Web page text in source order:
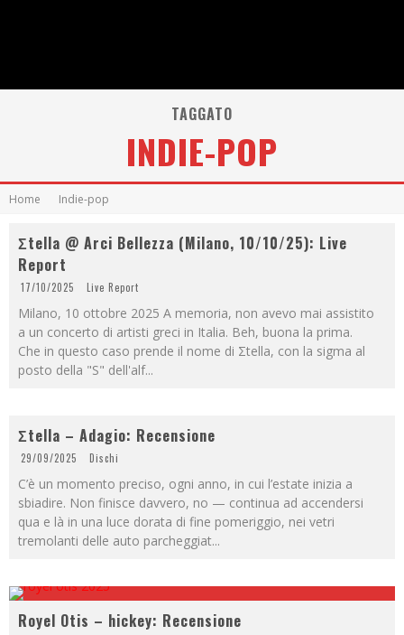
TAGGATO
INDIE-POP
Home Indie-pop
Σtella @ Arci Bellezza (Milano, 10/10/25): Live
Report
17/10/2025 Live Report
Milano, 10 ottobre 2025 A memoria, non avevo mai assistito
a un concerto di artisti greci in Italia. Beh, buona la prima.
Che in questo caso prende il nome di Σtella, con la sigma al
posto della "S" dell'alf...
Σtella – Adagio: Recensione
29/09/2025 Dischi
C’è un momento preciso, ogni anno, in cui l’estate inizia a
sbiadire. Non finisce davvero, no — continua ad accendersi
qua e là in una luce dorata di fine pomeriggio, nei vetri
tremolanti delle auto parcheggiat...
Royel Otis – hickey: Recensione